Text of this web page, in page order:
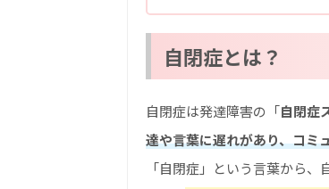
自閉症とは？
自閉症は発達障害の「自閉症
達や言葉に遅れがあり、コミ
「自閉症」という言葉から